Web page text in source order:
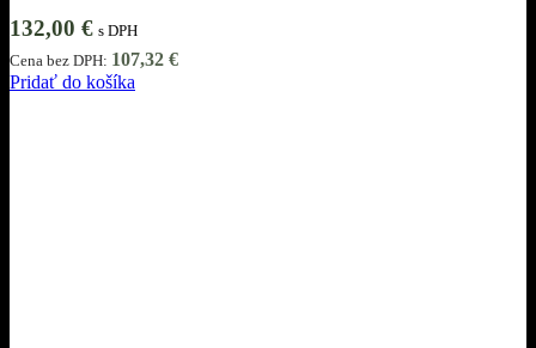
132,00 € s DPH
Cena bez DPH: 107,32 €
Pridať do košíka